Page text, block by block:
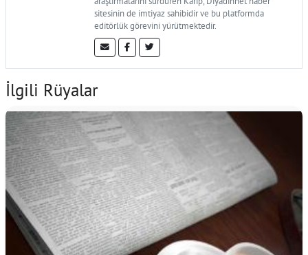
sitesinin de imtiyaz sahibidir ve bu platformda
editörlük görevini yürütmektedir.
İlgili Rüyalar